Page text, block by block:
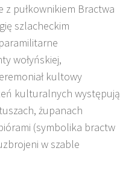
z pułkownikiem Bractwa
szlacheckim
wołyńskiej,
kultowy
kulturalnych występują
żupanach
(symbolika bractw
w szable